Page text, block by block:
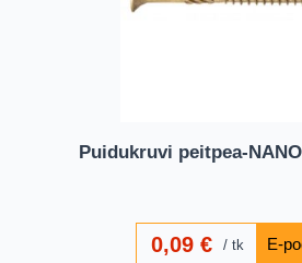
Puidukruvi peitpea-
0,09€ tk